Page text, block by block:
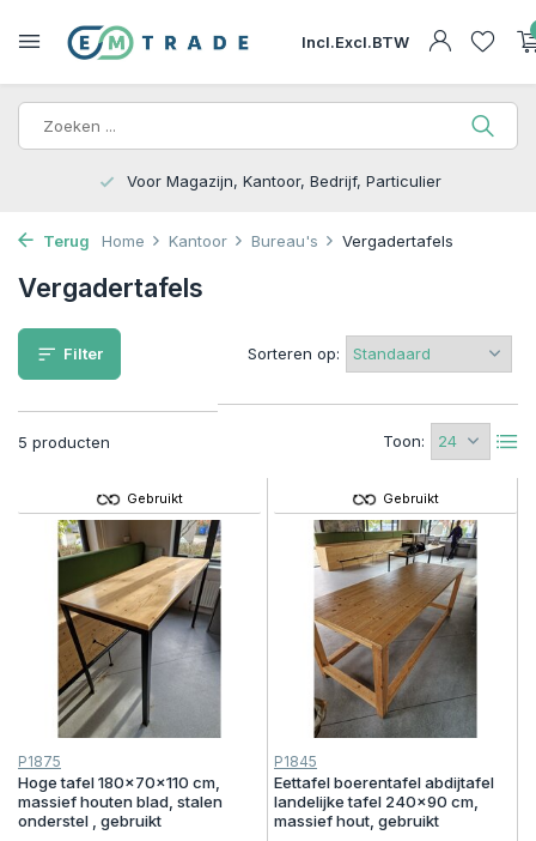
Incl.Excl.BTW
15.000m2 op Voorraad | Bezorgen of Afhalen
Terug Home Kantoor Bureau's Vergadertafels
Vergadertafels
Filter
5 producten Toon:
Sorteren op:
Gebruikt
P1875
Hoge tafel 180x70x110 cm,
massief houten blad, stalen
onderstel , gebruikt
Gebruikt
P1845
Eettafel boerentafel abdijtafel
landelijke tafel 240x90 cm,
massief hout, gebruikt